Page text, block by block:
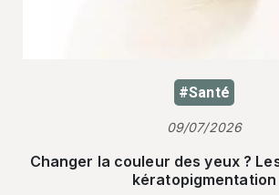
#Santé
09/07/2026
Changer la couleur des yeux ?
kératopigmentation